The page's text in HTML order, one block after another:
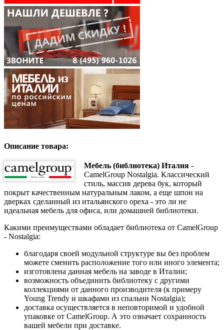
Описание товара:
Мебель (библиотека) Италия -
CamelGroup Nostalgia. Классический
стиль, массив дерева бук, который
покрыт качественным натуральным лаком, а еще шпон на
дверках сделанный из итальянского ореха - это ли не
идеальная мебель для офиса, или домашней библиотеки.
Какими преимуществами обладает библиотека от CamelGroup
- Nostalgia:
благодаря своей модульной структуре вы без проблем
можете сменить расположение того или иного элемента;
изготовлена данная мебель на заводе в Италии;
возможность объединить библиотеку с другими
коллекциями от данного производителя (к примеру
Young Trendy и шкафами из спальни Nostalgia);
доставка осуществляется в неповторимой и удобной
упаковке от CamelGroup. А это означает сохранность
вашей мебели при доставке.